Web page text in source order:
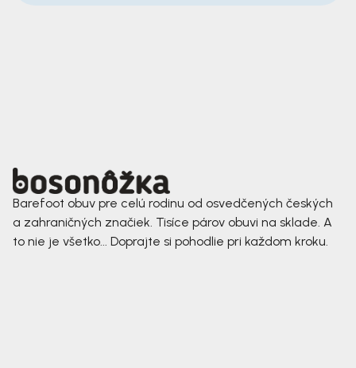
Barefoot obuv pre celú rodinu od osvedčených českých
a zahraničných značiek. Tisíce párov obuvi na sklade. A
to nie je všetko... Doprajte si pohodlie pri každom kroku.